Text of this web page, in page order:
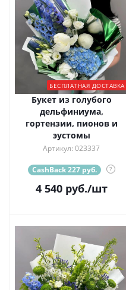
БЕСПЛАТНАЯ ДОСТАВКА
Букет из голубого
дельфиниума,
гортензии, пионов и
эустомы
Артикул: 023337
CashBack 227 руб. ?
4 540руб./шт